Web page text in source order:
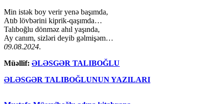
Min istək boy verir yenə başımda,
Atıb lövbərini kiprik-qaşımda…
Talıboğlu dönməz ahıl yaşında,
Ay canım, sizləri deyib gəlmişəm…
09.08.2024.
Müəllif: ƏLƏSGƏR TALIBOĞLU
ƏLƏSGƏR TALIBOĞLUNUN YAZILARI